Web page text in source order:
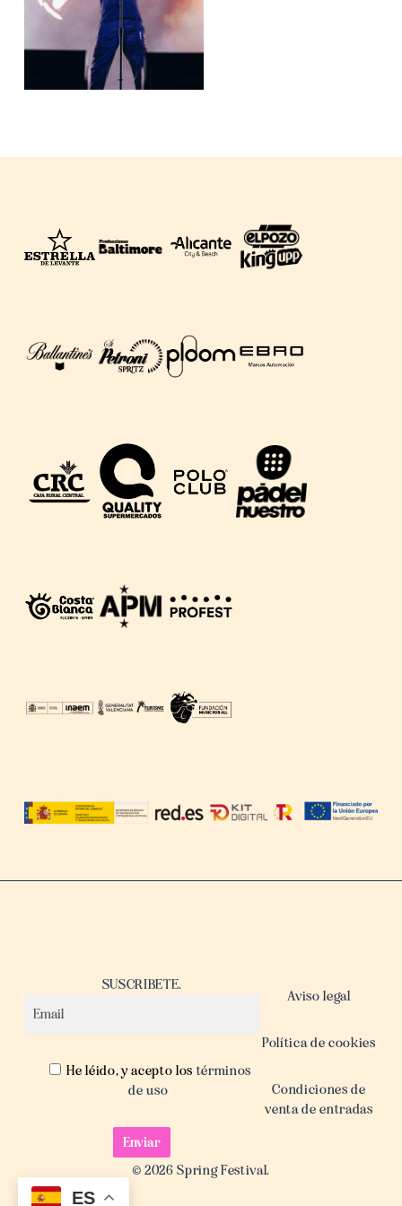
SUSCRIBETE.
He léido, y acepto los términos
de uso
Aviso legal
Política de cookies
Condiciones de
venta de entradas
© 2026 Spring Festival.
ES